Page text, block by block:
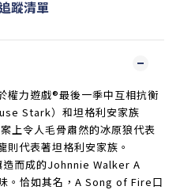
蹤清單
權力遊戲®最後一季中互相抗衡
Stark）和坦格利安家族
上令人毛骨肅然的冰原狼代表
代表著坦格利安家族。
而成的Johnnie Walker A
。恰如其名，A Song of Fire口